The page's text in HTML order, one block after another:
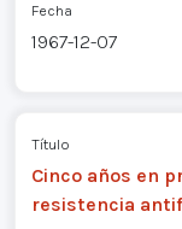
Fecha
1967-12-07
Título
Cinco años en
resistencia